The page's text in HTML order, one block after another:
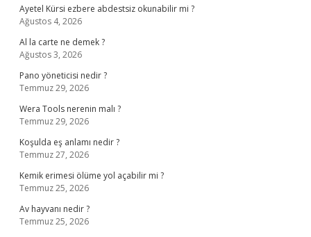
Ayetel Kürsi ezbere abdestsiz okunabilir mi ?
Ağustos 4, 2026
Al la carte ne demek ?
Ağustos 3, 2026
Pano yöneticisi nedir ?
Temmuz 29, 2026
Wera Tools nerenin malı ?
Temmuz 29, 2026
Koşulda eş anlamı nedir ?
Temmuz 27, 2026
Kemik erimesi ölüme yol açabilir mi ?
Temmuz 25, 2026
Av hayvanı nedir ?
Temmuz 25, 2026